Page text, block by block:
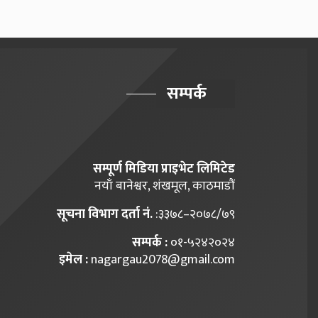
सम्पर्क
सम्पूर्ण मिडिया प्राइभेट लिमिटेड
नयाँ बानेश्वर, शंखमूल, काठमाडौं
सूचना विभाग दर्ता नं.:३३७८–२०७८/७९
सम्पर्क :०१-५२४२०२४
इमेल :nagargau2078@gmail.com